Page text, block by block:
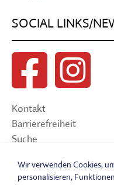
SOCIAL LINKS/
Kontakt
Barrierefreiheit
Suche
Impressum
Wir verwenden Cookies,
personalisieren,